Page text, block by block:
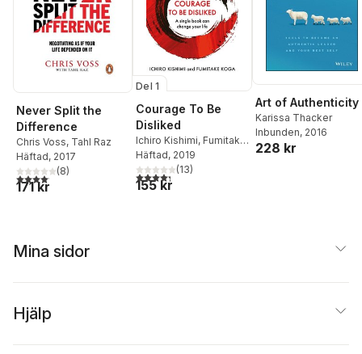
Never Split the
Difference
Chris Voss, Tahl Raz
Häftad, 2017
4,1utav 5 stjärnor. Totalt antal röster:
(8)
171 kr
Del 1
Courage To Be
Disliked
Ichiro Kishimi, Fumitake
Koga
Häftad, 2019
4,3utav 5 stjärnor. Totalt antal röster:
(13)
155 kr
Art of Authenticity
Karissa Thacker
Inbunden, 2016
228 kr
Mina sidor
Hjälp